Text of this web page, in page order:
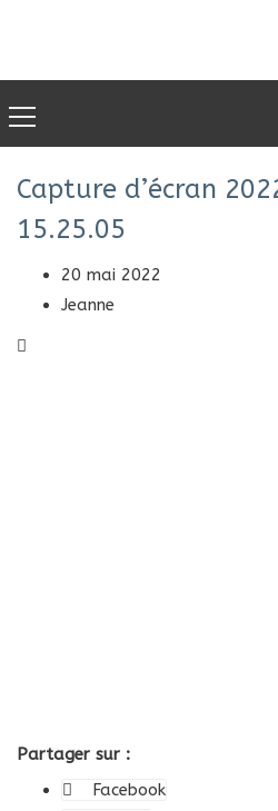
Capture d’écran
15.25.05
20 mai 2022
Jeanne
Partager sur :
Facebook